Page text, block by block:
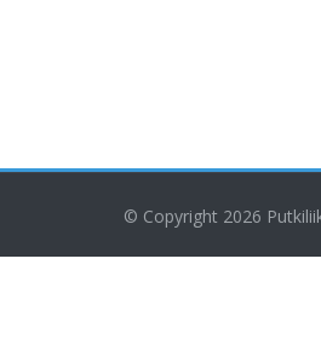
© Copyright 2026